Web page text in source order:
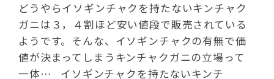
どうやらイソギンチャクを持たないキンチャク
ガニは３，４割ほど安い値段で販売されている
ようです。そんな、イソギンチャクの有無で価
値が決まってしまうキンチャクガニの立場って
一体… イソギンチャクを持たないキンチ